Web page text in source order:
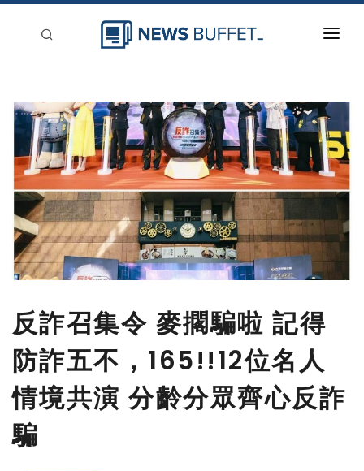
新聞稿分類
登入
刊登
反詐召集令 麥擱騙啦 記得
防詐五不，165!!12位名人
情境共演 分齡分眾齊心反詐
騙